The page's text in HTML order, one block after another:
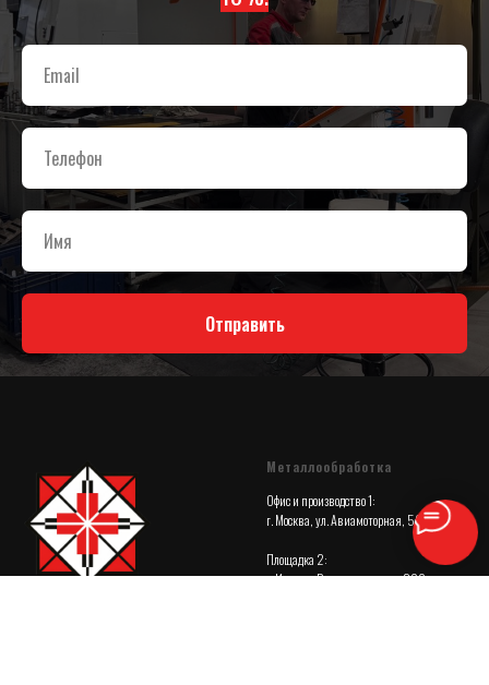
Отправить
Металлообработка
Офис и производство 1:
г. Москва, ул. Авиамоторная, 50, с.2
Площадка 2:
г. Ижевск, Воткинское шоссе, 300